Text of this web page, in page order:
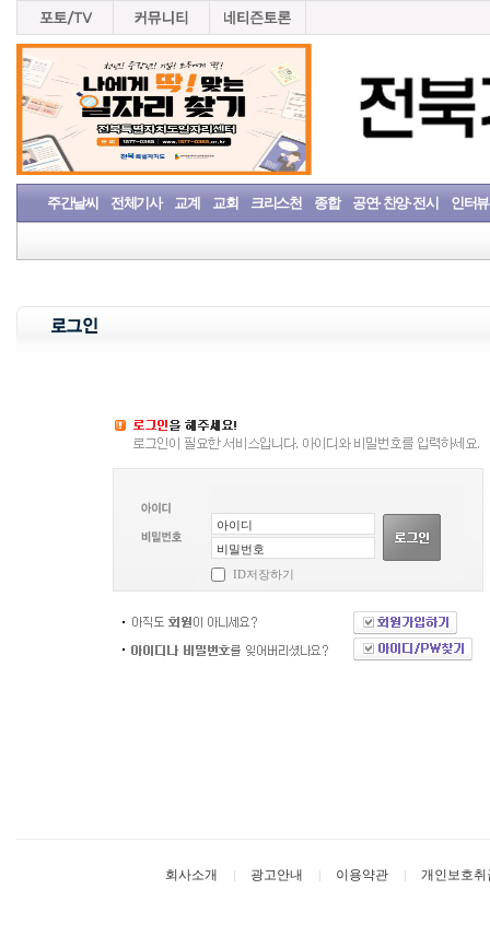
주간날씨 전체기사 교계 교회 크리스천 종합 공연· 찬양· 전시 인터뷰
ID저장하기
회사소개 광고안내 이용약관 개인보호취